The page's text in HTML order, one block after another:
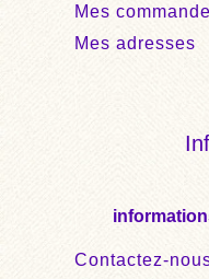
Mes
Mes adresses
Contactez-